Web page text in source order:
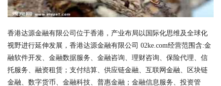
香港达源金融有限公司位于香港，产业布局以国际化思维及全球化
视野进行延伸发展，香港达源金融有限公司 02ke.com经营范围含:金
融软件开发、金融数据服务、金融咨询、理财咨询、保险代理、信
托服务、融资租赁；支付结算、供应链金融、互联网金融、区块链
金融、数字货币、金融科技、普惠金融；金融信息服务、投资管